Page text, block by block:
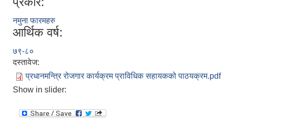
नमुना फारमहरु
आर्थिक वर्ष:
७९-८०
दस्तावेज:
प्रधानमन्त्रि रोजगार कार्यक्रम प्राविधिक सहायकको पाठयक्रम.pdf
Show in slider: